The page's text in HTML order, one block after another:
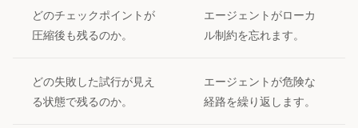
どのチェックポイントが
圧縮後も残るのか。
エージェントがローカ
ル制約を忘れます。
どの失敗した試行が見え
る状態で残るのか。
エージェントが危険な
経路を繰り返します。